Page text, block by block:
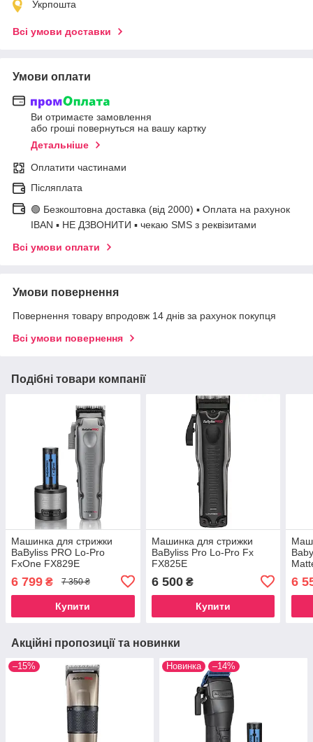
Укрпошта
Всі умови доставки
Умови оплати
Ви отримаєте замовлення
або гроші повернуться на вашу картку
Детальніше
Оплатити частинами
Післяплата
🟢 Безкоштовна доставка (від 2000) ▪ Оплата на рахунок
IBAN ▪ НЕ ДЗВОНИТИ ▪ чекаю SMS з реквізитами
Всі умови оплати
Умови повернення
Повернення товару впродовж 14 днів за рахунок покупця
Всі умови повернення
Подібні товари компанії
Машинка для стрижки
BaByliss PRO Lo-Pro
FxOne FX829E
6 799 ₴ 7 350 ₴
Купити
Машинка для стрижки
BaByliss Pro Lo-Pro Fx
FX825E
6 500₴
Купити
6
Акційні пропозиції та новинки
–15% Новинка –14%